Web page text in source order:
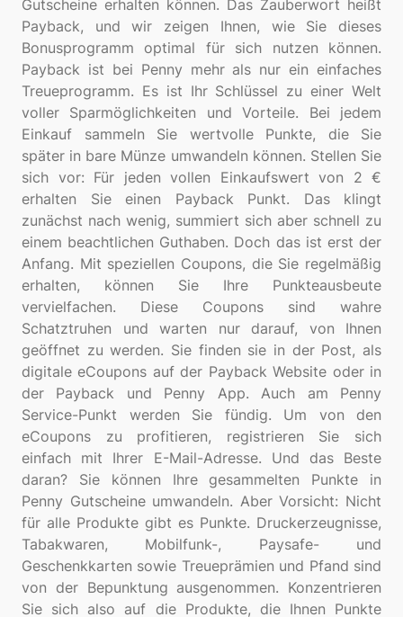
Gutscheine erhalten können. Das Zauberwort heißt
Payback, und wir zeigen Ihnen, wie Sie dieses
Bonusprogramm optimal für sich nutzen können.
Payback ist bei Penny mehr als nur ein einfaches
Treueprogramm. Es ist Ihr Schlüssel zu einer Welt
voller Sparmöglichkeiten und Vorteile. Bei jedem
Einkauf sammeln Sie wertvolle Punkte, die Sie
später in bare Münze umwandeln können. Stellen Sie
sich vor: Für jeden vollen Einkaufswert von 2 €
erhalten Sie einen Payback Punkt. Das klingt
zunächst nach wenig, summiert sich aber schnell zu
einem beachtlichen Guthaben. Doch das ist erst der
Anfang. Mit speziellen Coupons, die Sie regelmäßig
erhalten, können Sie Ihre Punkteausbeute
vervielfachen. Diese Coupons sind wahre
Schatztruhen und warten nur darauf, von Ihnen
geöffnet zu werden. Sie finden sie in der Post, als
digitale eCoupons auf der Payback Website oder in
der Payback und Penny App. Auch am Penny
Service-Punkt werden Sie fündig. Um von den
eCoupons zu profitieren, registrieren Sie sich
einfach mit Ihrer E-Mail-Adresse. Und das Beste
daran? Sie können Ihre gesammelten Punkte in
Penny Gutscheine umwandeln. Aber Vorsicht: Nicht
für alle Produkte gibt es Punkte. Druckerzeugnisse,
Tabakwaren, Mobilfunk-, Paysafe- und
Geschenkkarten sowie Treueprämien und Pfand sind
von der Bepunktung ausgenommen. Konzentrieren
Sie sich also auf die Produkte, die Ihnen Punkte